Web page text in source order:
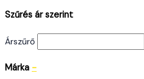
Szűrés ár szerint
Árszűrő
Márka -